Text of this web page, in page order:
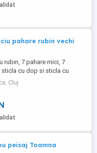
pahare rubin vechi
rubin, 7 pahare mici, 7
sticla cu dop si sticla cu
Cluj
peisaj Toamna